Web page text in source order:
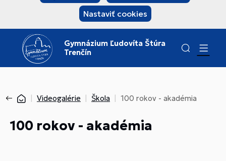
Nastaviť cookies
Gymnázium Ľudovíta Štúra
Trenčín
Videogalérie Škola 100 rokov - akadémia
100 rokov - akadémia